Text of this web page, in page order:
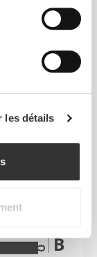
les détails